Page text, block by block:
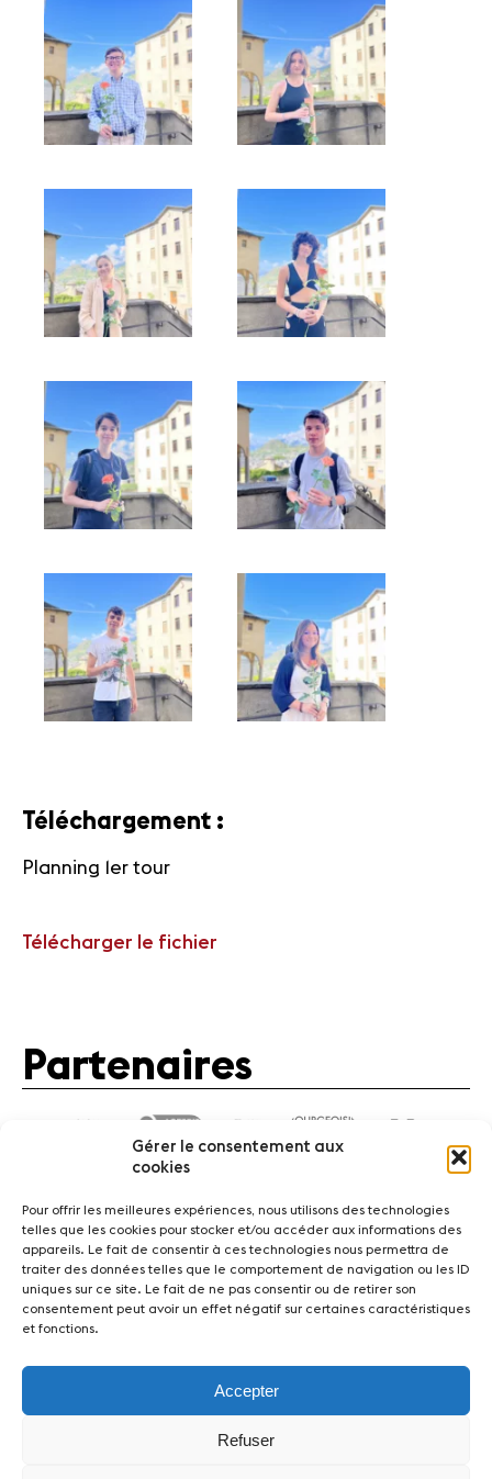
Gérer le consentement aux
cookies
Pour offrir les meilleures expériences, nous utilisons des technologies
telles que les cookies pour stocker et/ou accéder aux informations des
appareils. Le fait de consentir à ces technologies nous permettra de
traiter des données telles que le comportement de navigation ou les ID
uniques sur ce site. Le fait de ne pas consentir ou de retirer son
consentement peut avoir un effet négatif sur certaines caractéristiques
et fonctions.
Accepter
Refuser
Téléchargement :
Planning 1er tour
Télécharger le fichier
Partenaires
ActualitésConcerts Bénévoles Médiation
Mentions légalesContact
Fondation Sion Violon Musique - Rue du Rawil 47 -
CH-1950 Sion - Switzerland